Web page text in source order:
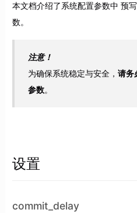
本文档介绍了系统配置参数中 预
数。
注意！
为确保系统稳定与安全，请务
参数。
设置
commit_delay